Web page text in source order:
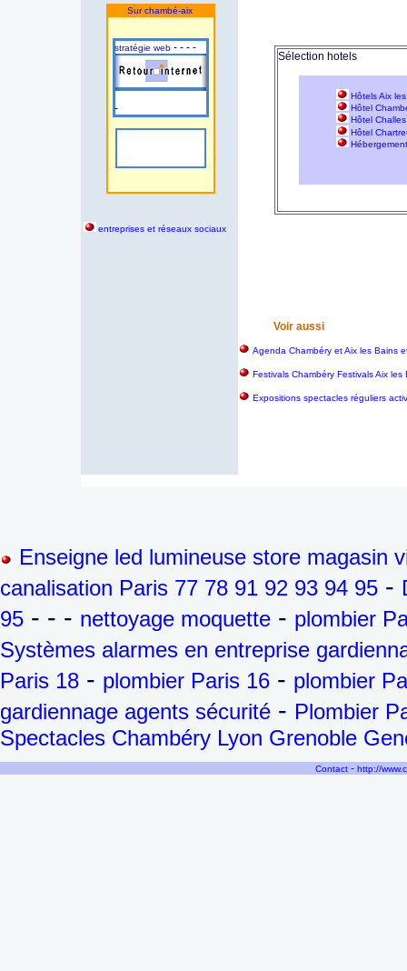
Sur chambé-aix
stratégie web - - - -
-
entreprises et réseaux sociaux
Sélection hotels
Hôtels Aix
Hôtel
Hôtel
Hôtel
Voir aussi
Agenda Chambéry et Aix les Bains
Festivals Chambéry Festivals Aix
Expositions spectacles réguliers
Enseigne led lumineuse store magasin
canalisation Paris 77 78 91 92 93 94 95 -
95 - - - nettoyage moquette - plombier
Systèmes alarmes en entreprise
Paris 18 - plombier Paris 16 - plombier
gardiennage agents sécurité - Plombier
Spectacles Chambéry Lyon Grenoble
Contact - http://